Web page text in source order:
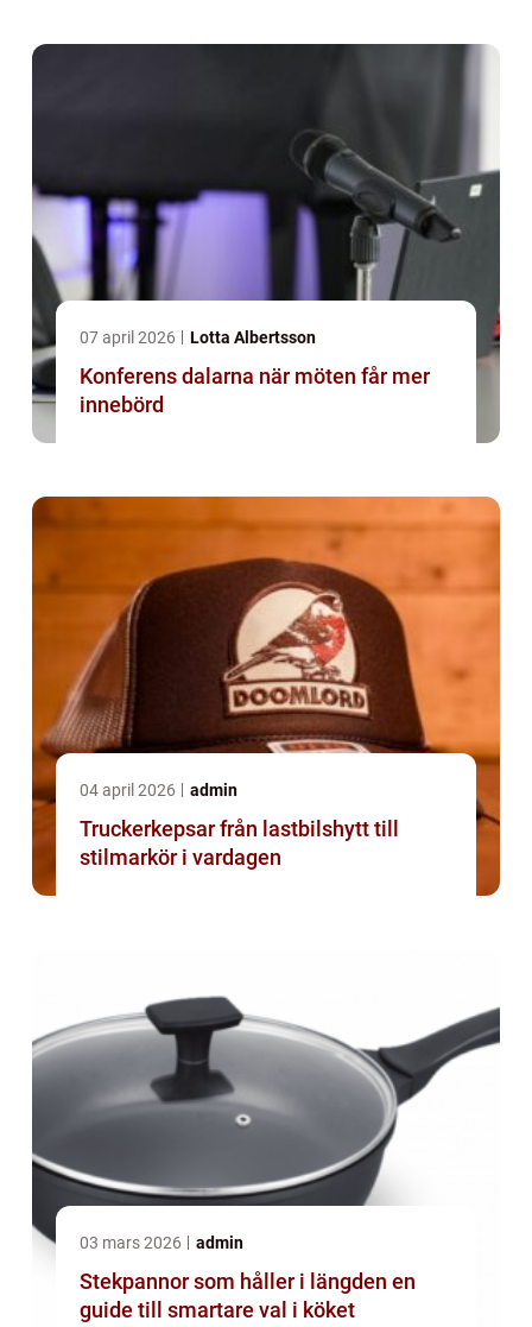
07 april 2026 Lotta Albertsson
Konferens dalarna när möten får mer
innebörd
04 april 2026 admin
Truckerkepsar från lastbilshytt till
stilmarkör i vardagen
03 mars 2026 admin
Stekpannor som håller i längden en
guide till smartare val i köket